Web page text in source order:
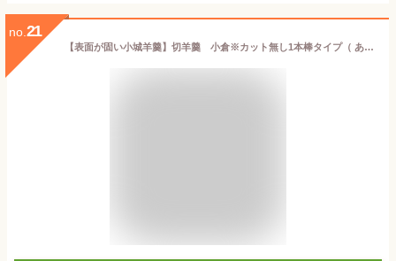
no. 21
【表面が固い小城羊羹】切羊羹 小倉※カット無し1本棒タイプ（ あす楽 対象商品 おぎようかん ギフト お取り寄せ お土産 佐賀 九州 名物 お返し お礼 内祝 父の日 母の日 誕生日 店頭受取対応商品 ）